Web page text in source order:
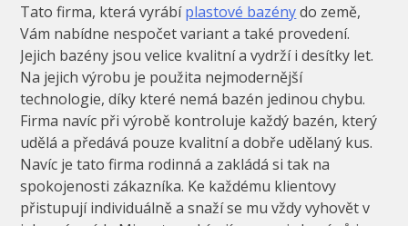
Tato firma, která vyrábíplastové bazénydo země,
Vám nabídne nespočet variant a také provedení.
Jejich bazény jsou velice kvalitní a vydrží i desítky let.
Na jejich výrobu je použita nejmodernější
technologie, díky které nemá bazén jedinou chybu.
Firma navíc při výrobě kontroluje každý bazén, který
udělá a předává pouze kvalitní a dobře udělaný kus.
Navíc je tato firma rodinná a zakládá si tak na
spokojenosti zákazníka. Ke každému klientovy
přistupují individuálně a snaží se mu vždy vyhovět v